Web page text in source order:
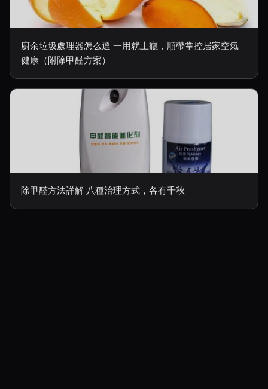
廚余垃圾處理器怎么選 一用就上癮，順帶掌控居家空氣
健康（附除甲醛方案）
除甲醛方法詳解 八種治理方式，各有千秋